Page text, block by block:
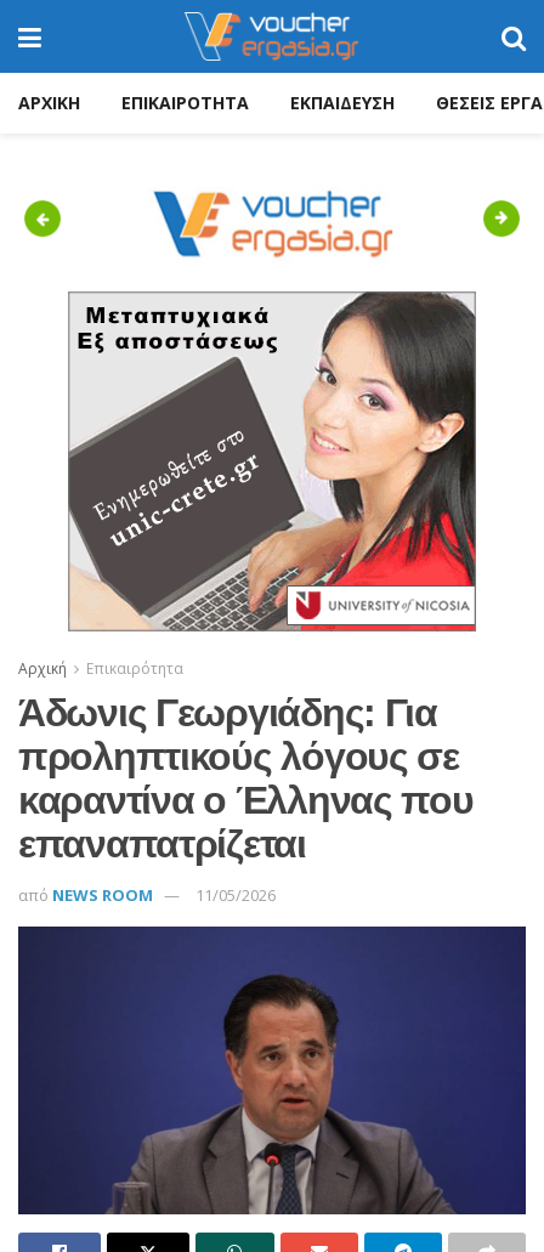
ΑΡΧΙΚΗ ΕΠΙΚΑΙΡΟΤΗΤΑ ΕΚΠΑΙΔΕΥΣΗ ΘΕΣΕΙΣ
Previous Next
Αρχική Επικαιρότητα
Άδωνις Γεωργιάδης: Για
προληπτικούς λόγους σε
καραντίνα ο Έλληνας που
επαναπατρίζεται
από NEWS ROOM 11/05/2026